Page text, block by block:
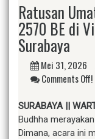
Ratusan
2570 BE di
Surabaya
Mei 31, 2026
Comments Off!
SURABAYA ||
Budhha
Dimana, acara ini